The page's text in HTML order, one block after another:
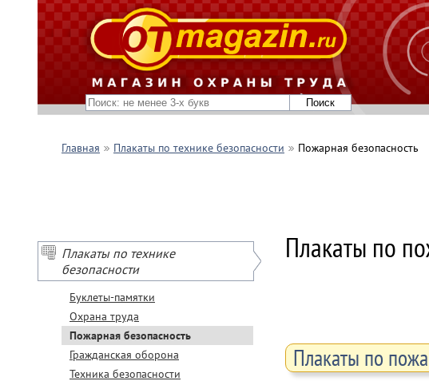
Главная Плакаты по технике безопасности Пожарная безопасность
Плакаты по технике
безопасности
Буклеты-памятки
Охрана труда
Пожарная безопасность
Гражданская оборона
Техника безопасности
Плакаты по
Плакаты по